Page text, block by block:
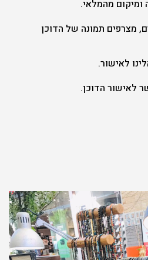
ומיקום מהמלאי.
מצרפים תמונה של הדוכן
לאישור.
לאישור הדוכן.